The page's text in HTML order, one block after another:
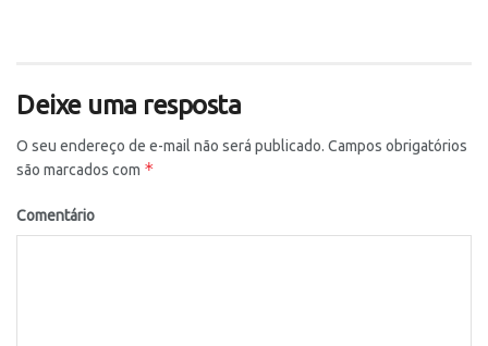
Deixe uma resposta
O seu endereço de e-mail não será publicado. Campos obrigatórios
são marcados com *
Comentário